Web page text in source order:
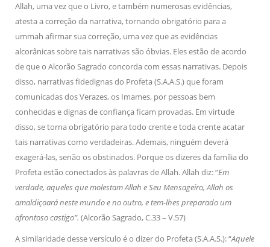
Allah, uma vez que o Livro, e também numerosas evidências,
atesta a correção da narrativa, tornando obrigatório para a
ummah afirmar sua correção, uma vez que as evidências
alcorânicas sobre tais narrativas são óbvias. Eles estão de acordo
de que o Alcorão Sagrado concorda com essas narrativas. Depois
disso, narrativas fidedignas do Profeta (S.A.A.S.) que foram
comunicadas dos Verazes, os Imames, por pessoas bem
conhecidas e dignas de confiança ficam provadas. Em virtude
disso, se torna obrigatório para todo crente e toda crente acatar
tais narrativas como verdadeiras. Ademais, ninguém deverá
exagerá-las, senão os obstinados. Porque os dizeres da família do
Profeta estão conectados às palavras de Allah. Allah diz: “Em
verdade, aqueles que molestam Allah e Seu Mensageiro, Allah os
amaldiçoará neste mundo e no outro, e tem-lhes preparado um
afrontoso castigo”. (Alcorão Sagrado, C.33 – V.57)
A similaridade desse versículo é o dizer do Profeta (S.A.A.S.): “Aquele